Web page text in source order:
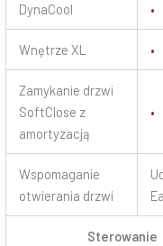
DynaCool •
Wnętrze XL •
Zamykanie drzwi
SoftClose z
amortyzacją
•
Wspomaganie
otwierania drzwi
Sterowanie